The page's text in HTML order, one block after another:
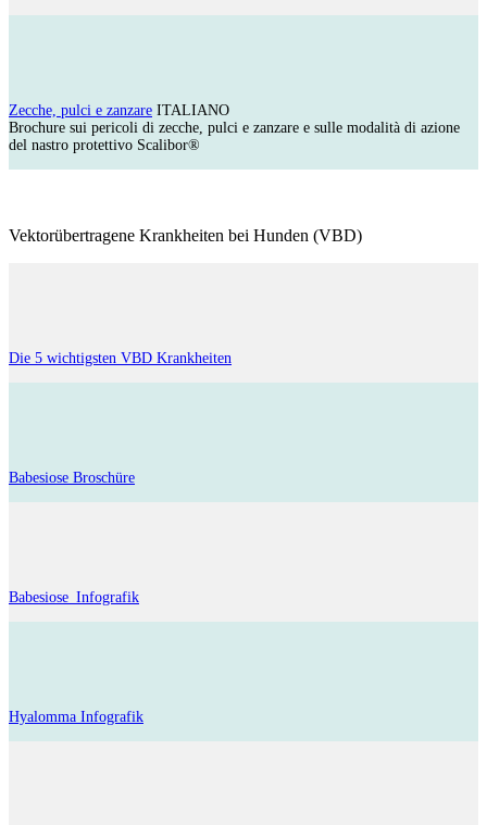
Zecche, pulci e zanzare ITALIANO
Brochure sui pericoli di zecche, pulci e zanzare e sulle modalità di azione
del nastro protettivo Scalibor®
Vektorübertragene Krankheiten bei Hunden (VBD)
Die 5 wichtigsten VBD Krankheiten
Babesiose Broschüre
Babesiose_Infografik
Hyalomma Infografik